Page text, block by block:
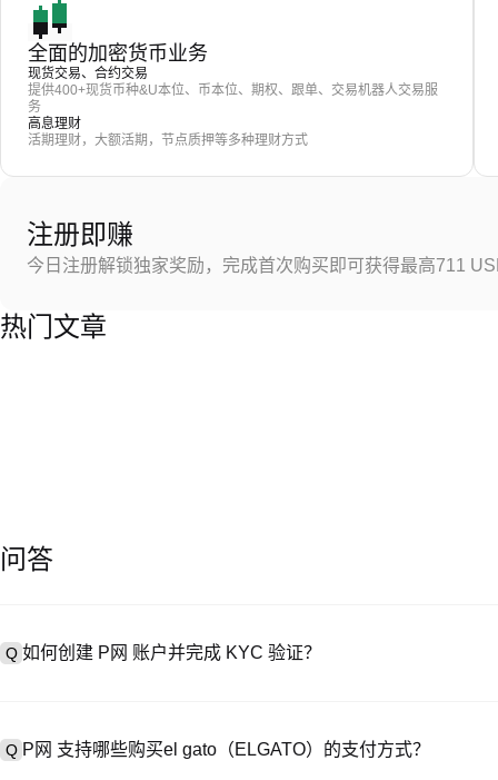
全面的加密货币业务
现货交易、合约交易
提供400+现货币种&U本位、币本位、期权、跟单、交易机器人交易服
务
高息理财
活期理财，大额活期，节点质押等多种理财方式
注册即赚
今日注册解锁独家奖励，完成首次购买即可获得最高711
热门文章
问答
Q 如何创建 P网 账户并完成 KYC 验证？
Q P网 支持哪些购买el gato（ELGATO）的支付方式？